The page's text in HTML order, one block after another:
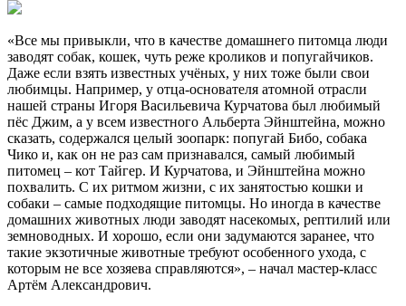
«Все мы привыкли, что в качестве домашнего питомца люди
заводят собак, кошек, чуть реже кроликов и попугайчиков.
Даже если взять известных учёных, у них тоже были свои
любимцы. Например, у отца-основателя атомной отрасли
нашей страны Игоря Васильевича Курчатова был любимый
пёс Джим, а у всем известного Альберта Эйнштейна, можно
сказать, содержался целый зоопарк: попугай Бибо, собака
Чико и, как он не раз сам признавался, самый любимый
питомец – кот Тайгер. И Курчатова, и Эйнштейна можно
похвалить. С их ритмом жизни, с их занятостью кошки и
собаки – самые подходящие питомцы. Но иногда в качестве
домашних животных люди заводят насекомых, рептилий или
земноводных. И хорошо, если они задумаются заранее, что
такие экзотичные животные требуют особенного ухода, с
которым не все хозяева справляются», – начал мастер-класс
Артём Александрович.